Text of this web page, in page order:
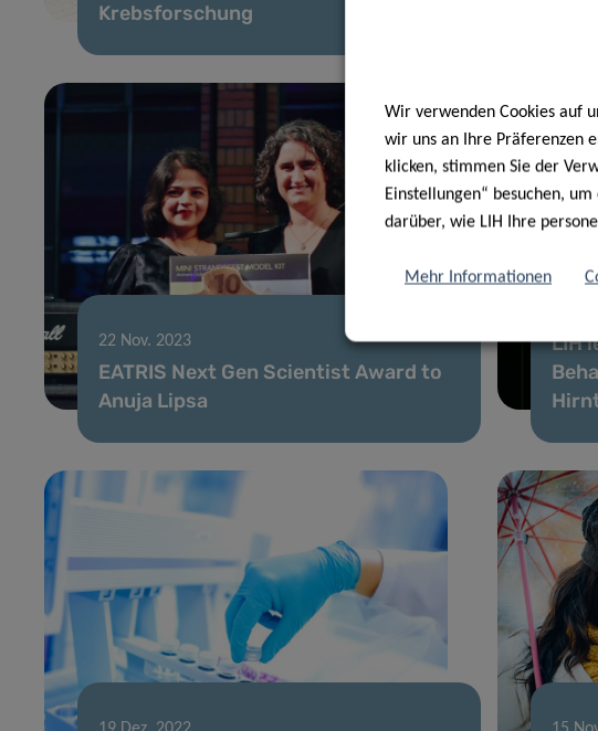
Krebsforschung
22 Nov. 2023
EATRIS Next Gen Scientist Award to
Anuja Lipsa
LIH
Wir verwenden Cookies auf
wir uns an Ihre Präferenzen
klicken, stimmen Sie der
Einstellungen“ besuchen,
darüber, wie LIH Ihre
Mehr Informationen